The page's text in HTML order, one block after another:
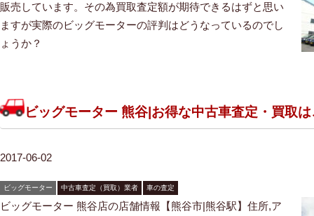
販売しています。その為買取査定額が期待できるはずと思い
ますが実際のビッグモーターの評判はどうなっているのでし
ょうか？
ビッグモーター 熊谷|お得な中古車査定・買取
2017-06-02
ビッグモーター 中古車査定（買取）業者 車の査定
ビッグモーター 熊谷店の店舗情報【熊谷市|熊谷駅】住所,ア